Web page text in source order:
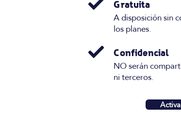
Gratuita
A disposición sin
los planes.
Confidencial
NO serán
ni terceros.